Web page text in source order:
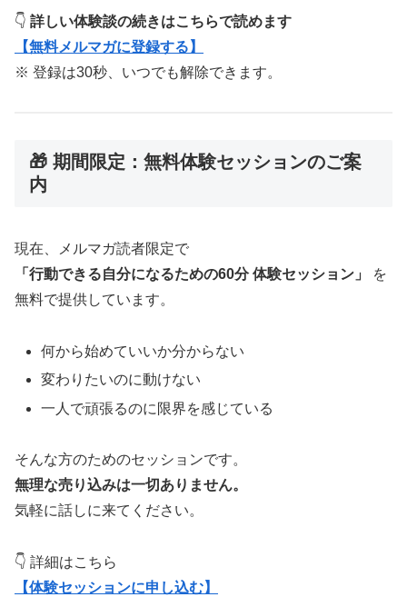
👇 詳しい体験談の続きはこちらで読めます
【無料メルマガに登録する】
※ 登録は30秒、いつでも解除できます。
🎁 期間限定：無料体験セッションのご案
内
現在、メルマガ読者限定で
「行動できる自分になるための60分 体験セッション」
を
無料で提供しています。
何から始めていいか分からない
変わりたいのに動けない
一人で頑張るのに限界を感じている
そんな方のためのセッションです。
無理な売り込みは一切ありません。
気軽に話しに来てください。
👇 詳細はこちら
【体験セッションに申し込む】